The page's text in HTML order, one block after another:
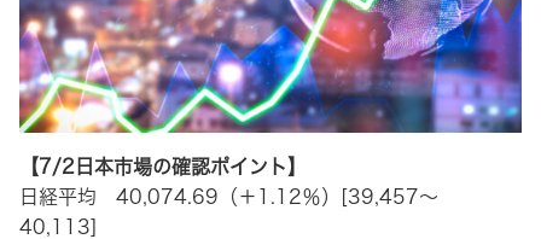
【7/2日本市場の確認ポイント】
日経平均 40,074.69（＋1.12％）[39,457～
40,113]